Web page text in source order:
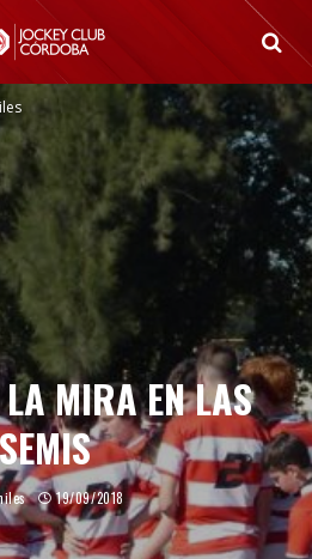
MIRA EN LAS
19/09/2018